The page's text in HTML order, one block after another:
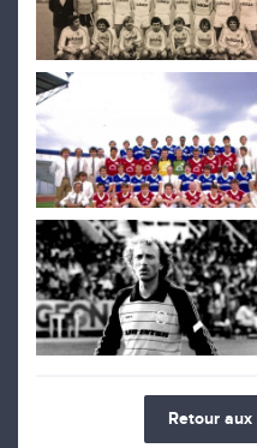
Retour